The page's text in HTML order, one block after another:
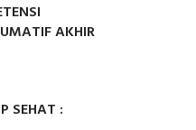
AKHIR
SEHAT :